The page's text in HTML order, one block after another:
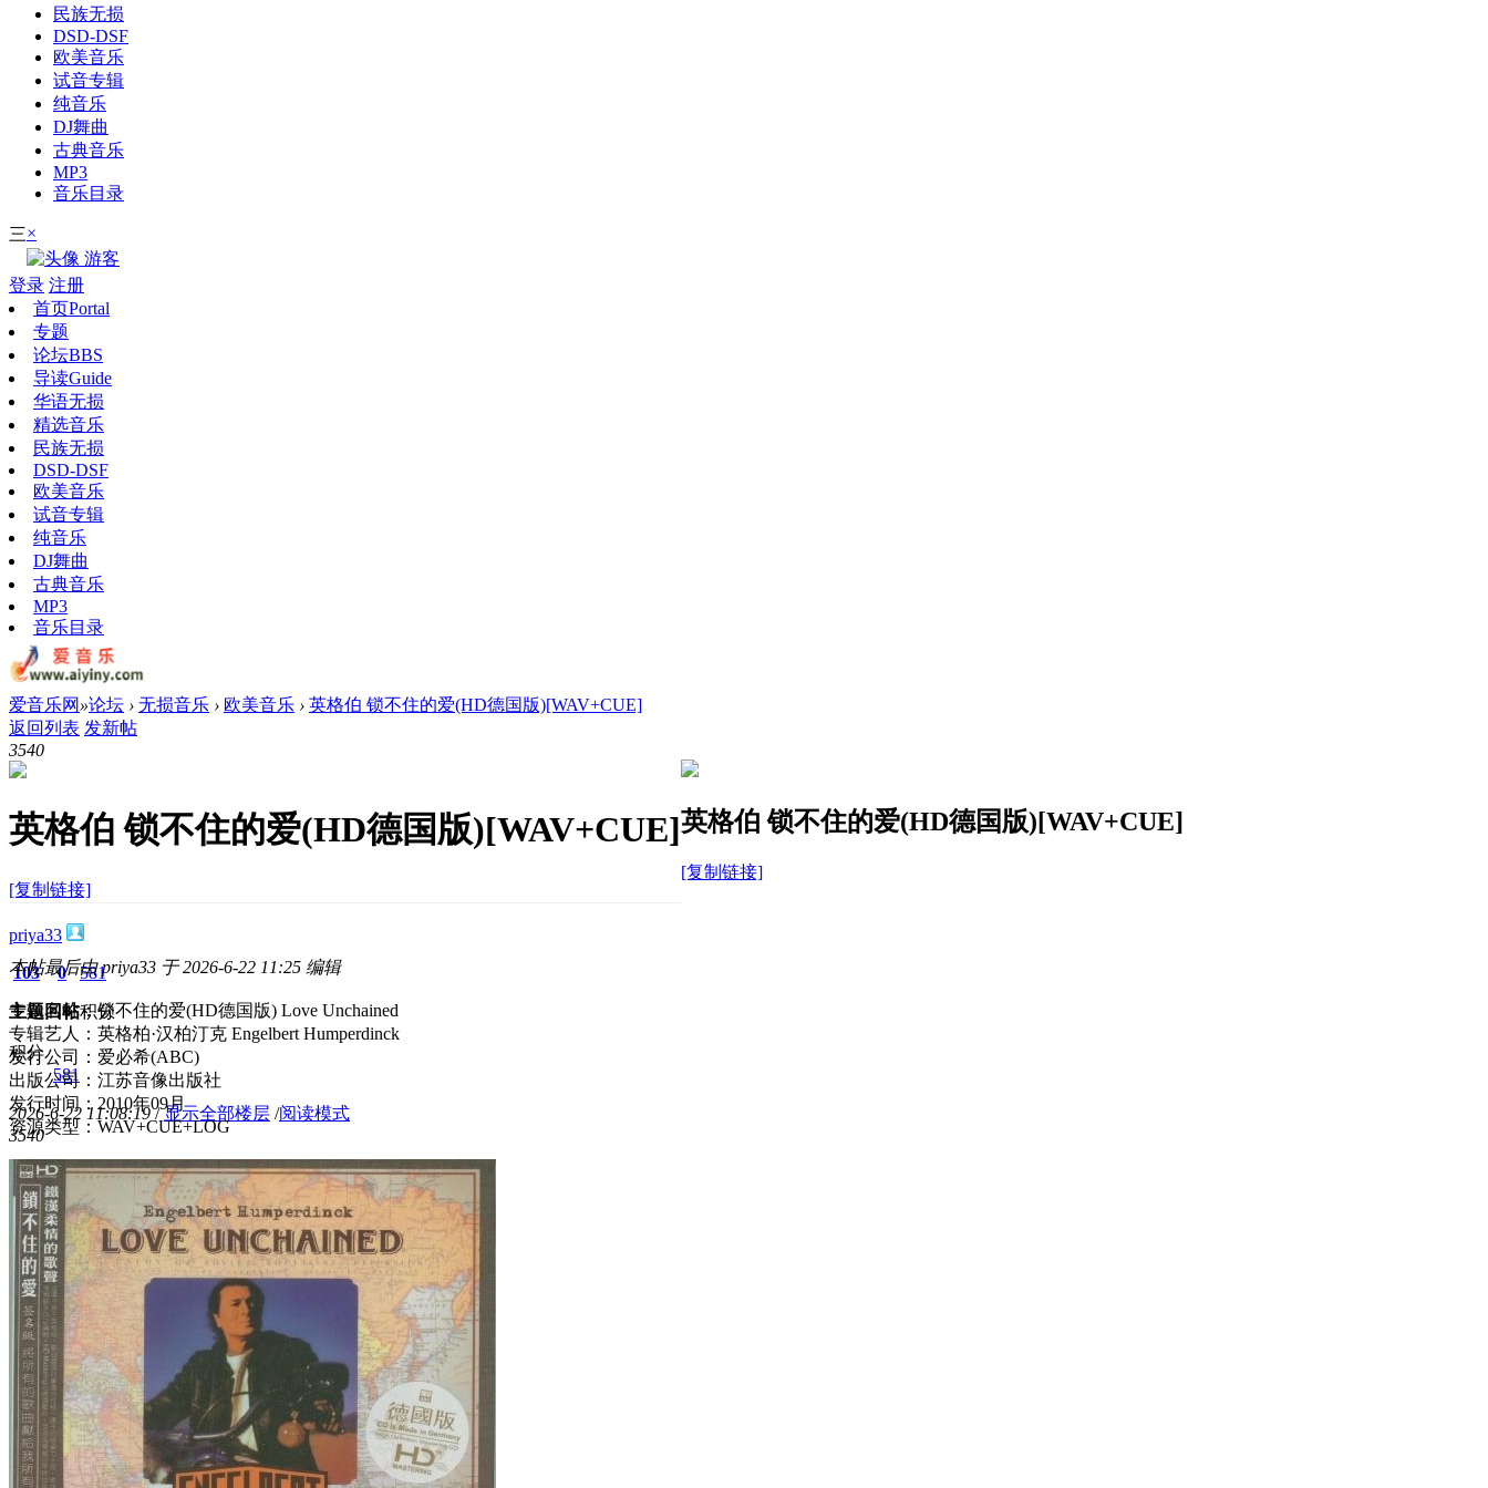
民族无损
DSD-DSF
欧美音乐
试音专辑
纯音乐
DJ舞曲
古典音乐
MP3
音乐目录
三×
游客
登录 注册
首页Portal
专题
论坛BBS
导读Guide
华语无损
精选音乐
民族无损
DSD-DSF
欧美音乐
试音专辑
纯音乐
DJ舞曲
古典音乐
MP3
音乐目录
爱音乐网 »论坛 › 无损音乐 › 欧美音乐 › 英格伯 锁不住的爱(HD德国版)[WAV+CUE]
返回列表 发新帖
3540
英格伯 锁不住的爱(HD德国版)[WAV+CUE]
[复制链接]
英格伯 锁不住的爱(HD德国版)[WAV+CUE]
[复制链接]
priya33
103
主题
0
回帖
581
积分
积分
581
2026-6-22 11:08:19 / 显示全部楼层 /阅读模式
3540
本帖最后由 priya33 于 2026-6-22 11:25 编辑
专辑名称：锁不住的爱(HD德国版) Love Unchained
专辑艺人：英格柏·汉柏汀克 Engelbert Humperdinck
发行公司：爱必希(ABC)
出版公司：江苏音像出版社
发行时间：2010年09月
资源类型：WAV+CUE+LOG